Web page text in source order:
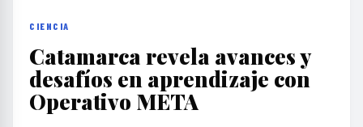
CIENCIA
Catamarca revela avances y
desafíos en aprendizaje con
Operativo META